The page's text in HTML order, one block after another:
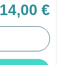
14,00 €